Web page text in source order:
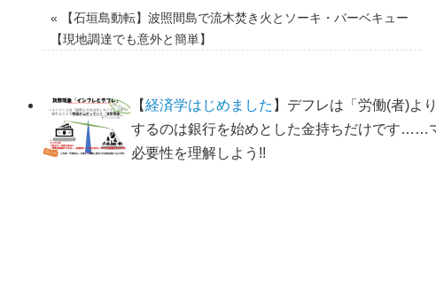
« 【石垣島動転】波照間島で流木焚き火とソーキ・バーベキュー
【現地調達でも意外と簡単】
【経済学はじめました 】デフレは「労働(者)よ
するのは銀行を始めとした金持ちだけです……
必要性を理解しよう!!